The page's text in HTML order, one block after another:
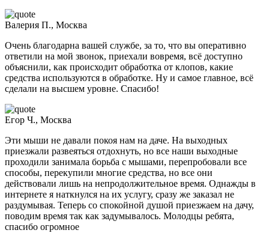
Валерия П., Москва
Очень благодарна вашей службе, за то, что вы оперативно
ответили на мой звонок, приехали вовремя, всё доступно
объяснили, как происходит обработка от клопов, какие
средства используются в обработке. Ну и самое главное, всё
сделали на высшем уровне. Спасибо!
Егор Ч., Москва
Эти мыши не давали покоя нам на даче. На выходных
приезжали развеяться отдохнуть, но все наши выходные
проходили занимала борьба с мышами, перепробовали все
способы, перекупили многие средства, но все они
действовали лишь на непродолжительное время. Однажды в
интернете я наткнулся на их услугу, сразу же заказал не
раздумывая. Теперь со спокойной душой приезжаем на дачу,
поводим время так как задумывалось. Молодцы ребята,
спасибо огромное